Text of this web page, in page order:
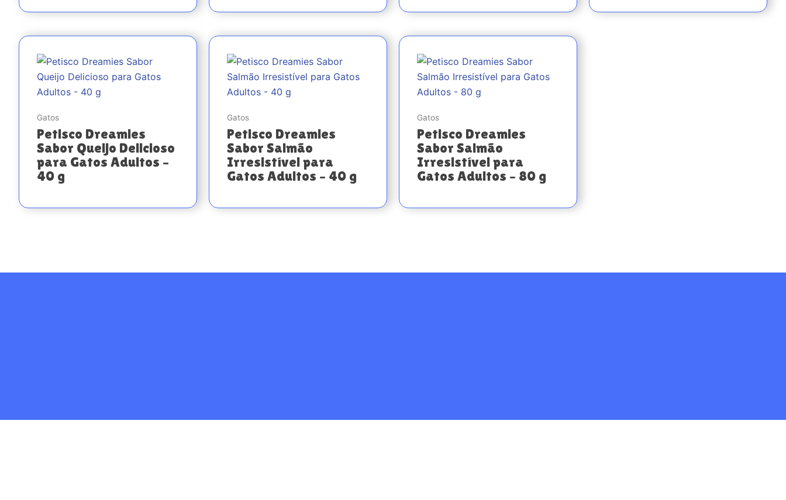
Gatos
Petisco Dreamies
Sabor Queijo Delicioso
para Gatos Adultos –
40 g
Gatos
Petisco Dreamies
Sabor Salmão
Irresistível para
Gatos Adultos – 40 g
Gatos
Petisco Dreamies
Sabor Salmão
Irresistível para
Gatos Adultos – 80 g